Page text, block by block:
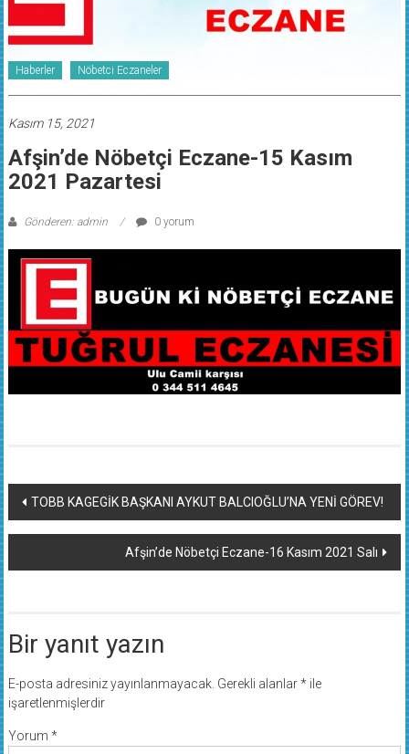
Haberler Nöbetci Eczaneler
Kasım 15, 2021
Afşin’de Nöbetçi Eczane-15 Kasım
2021 Pazartesi
Gönderen: admin 0 yorum
Yazı
dolaşımı
TOBB KAGEGİK BAŞKANI AYKUT BALCIOĞLU’NA YENİ GÖREV!
Afşin’de Nöbetçi Eczane-16 Kasım 2021 Salı
Bir yanıt yazın
E-posta adresiniz yayınlanmayacak. Gerekli alanlar*ile
işaretlenmişlerdir
Yorum *